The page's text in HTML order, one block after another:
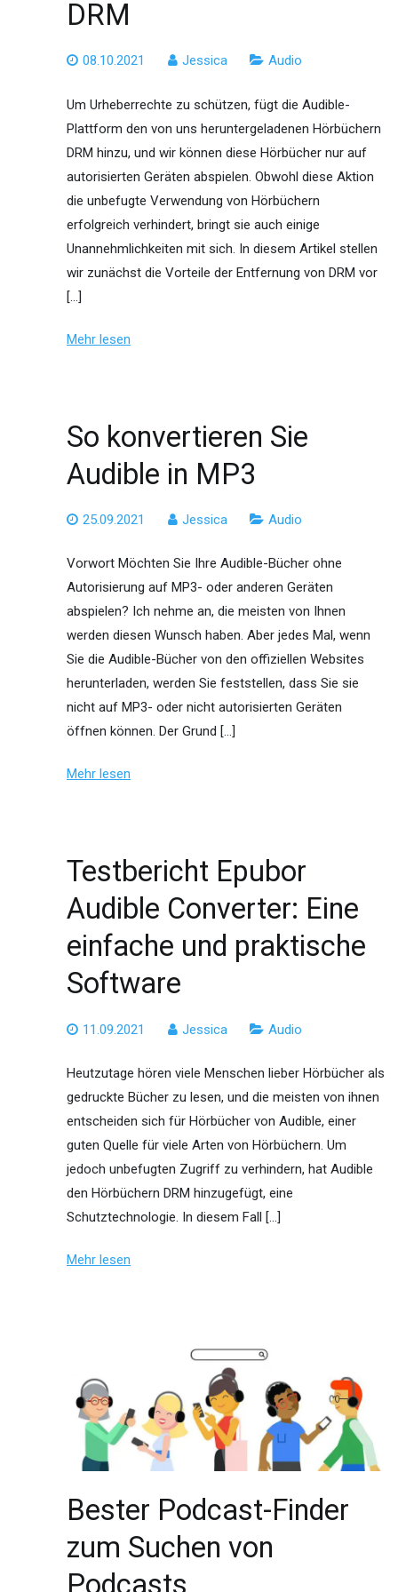
DRM
08.10.2021 Jessica Audio
Um Urheberrechte zu schützen, fügt die Audible-
Plattform den von uns heruntergeladenen Hörbüchern
DRM hinzu, und wir können diese Hörbücher nur auf
autorisierten Geräten abspielen. Obwohl diese Aktion
die unbefugte Verwendung von Hörbüchern
erfolgreich verhindert, bringt sie auch einige
Unannehmlichkeiten mit sich. In diesem Artikel stellen
wir zunächst die Vorteile der Entfernung von DRM vor
[…]
Mehr lesen
So konvertieren Sie
Audible in MP3
25.09.2021 Jessica Audio
Vorwort Möchten Sie Ihre Audible-Bücher ohne
Autorisierung auf MP3- oder anderen Geräten
abspielen? Ich nehme an, die meisten von Ihnen
werden diesen Wunsch haben. Aber jedes Mal, wenn
Sie die Audible-Bücher von den offiziellen Websites
herunterladen, werden Sie feststellen, dass Sie sie
nicht auf MP3- oder nicht autorisierten Geräten
öffnen können. Der Grund […]
Mehr lesen
Testbericht Epubor
Audible Converter: Eine
einfache und praktische
Software
11.09.2021 Jessica Audio
Heutzutage hören viele Menschen lieber Hörbücher als
gedruckte Bücher zu lesen, und die meisten von ihnen
entscheiden sich für Hörbücher von Audible, einer
guten Quelle für viele Arten von Hörbüchern. Um
jedoch unbefugten Zugriff zu verhindern, hat Audible
den Hörbüchern DRM hinzugefügt, eine
Schutztechnologie. In diesem Fall […]
Mehr lesen
Bester Podcast-Finder
zum Suchen von
Podcasts